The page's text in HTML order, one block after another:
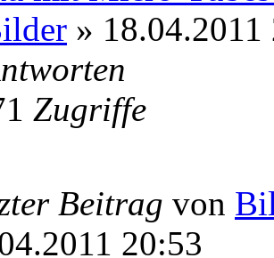
» 18.04.2011
Zugriffe
Beitrag von
20:53